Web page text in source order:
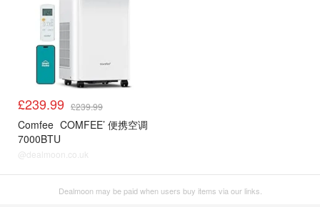
£239.99 £239.99
Comfee COMFEE’ 便携空调
7000BTU
@dealmoon.co.uk
Dealmoon may be paid when users buy items via our links.